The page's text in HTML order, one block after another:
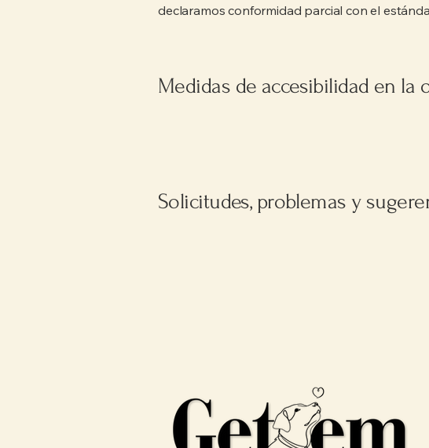
declaramos conformidad parcial con el
Medidas de accesibilidad en la
Solicitudes, problemas y